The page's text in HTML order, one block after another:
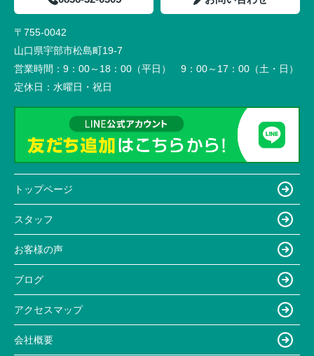
〒755-0042
山口県宇部市松島町19-7
営業時間： 9：00～18：00（平日） 9：00～17：00（土・日）
定休日： 水曜日・祝日
トップページ
スタッフ
お客様の声
ブログ
アクセスマップ
会社概要